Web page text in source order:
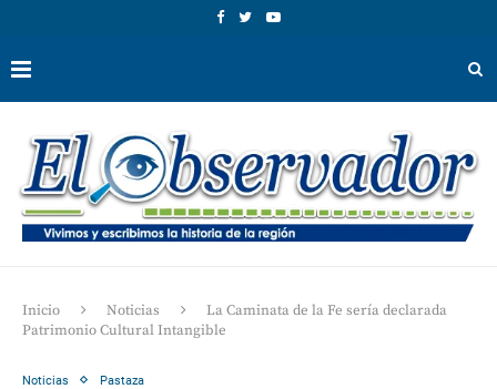
Inicio Noticias
La Caminata de la Fe sería declarada
Patrimonio Cultural Intangible
Noticias Pastaza